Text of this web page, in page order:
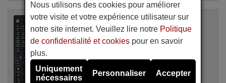
Télécommande équivalente
ADJ DVB-T10
Disponible en stock
ADJ
Pour DVB-T 10
Nous utilisons des cookies pour améliorer
votre visite et votre expérience utilisateur sur
notre site internet. Veuillez lire notre Politique
de confidentialité et cookies pour en savoir
plus.
Uniquement
nécessaires
Personnaliser Accepter